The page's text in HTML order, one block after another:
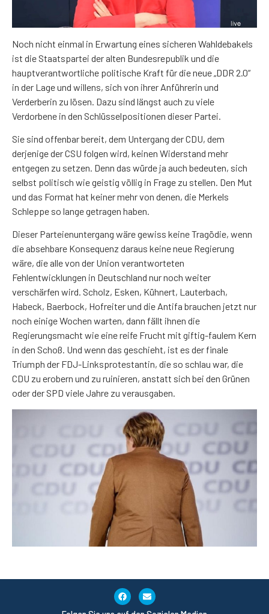
Noch nicht einmal in Erwartung eines sicheren Wahldebakels
ist die Staatspartei der alten Bundesrepublik und die
hauptverantwortliche politische Kraft für die neue „DDR 2.0“
in der Lage und willens, sich von ihrer Anführerin und
Verderberin zu lösen. Dazu sind längst auch zu viele
Verdorbene in den Schlüsselpositionen dieser Partei.
Sie sind offenbar bereit, dem Untergang der CDU, dem
derjenige der CSU folgen wird, keinen Widerstand mehr
entgegen zu setzen. Denn das würde ja auch bedeuten, sich
selbst politisch wie geistig völlig in Frage zu stellen. Den Mut
und das Format hat keiner mehr von denen, die Merkels
Schleppe so lange getragen haben.
Dieser Parteienuntergang wäre gewiss keine Tragödie, wenn
die absehbare Konsequenz daraus keine neue Regierung
wäre, die alle von der Union verantworteten
Fehlentwicklungen in Deutschland nur noch weiter
verschärfen wird. Scholz, Esken, Kühnert, Lauterbach,
Habeck, Baerbock, Hofreiter und die Antifa brauchen jetzt nur
noch einige Wochen warten, dann fällt ihnen die
Regierungsmacht wie eine reife Frucht mit giftig-faulem Kern
in den Schoß. Und wenn das geschieht, ist es der finale
Triumph der FDJ-Linksprotestantin, die so schlau war, die
CDU zu erobern und zu ruinieren, anstatt sich bei den Grünen
oder der SPD viele Jahre zu verausgaben.